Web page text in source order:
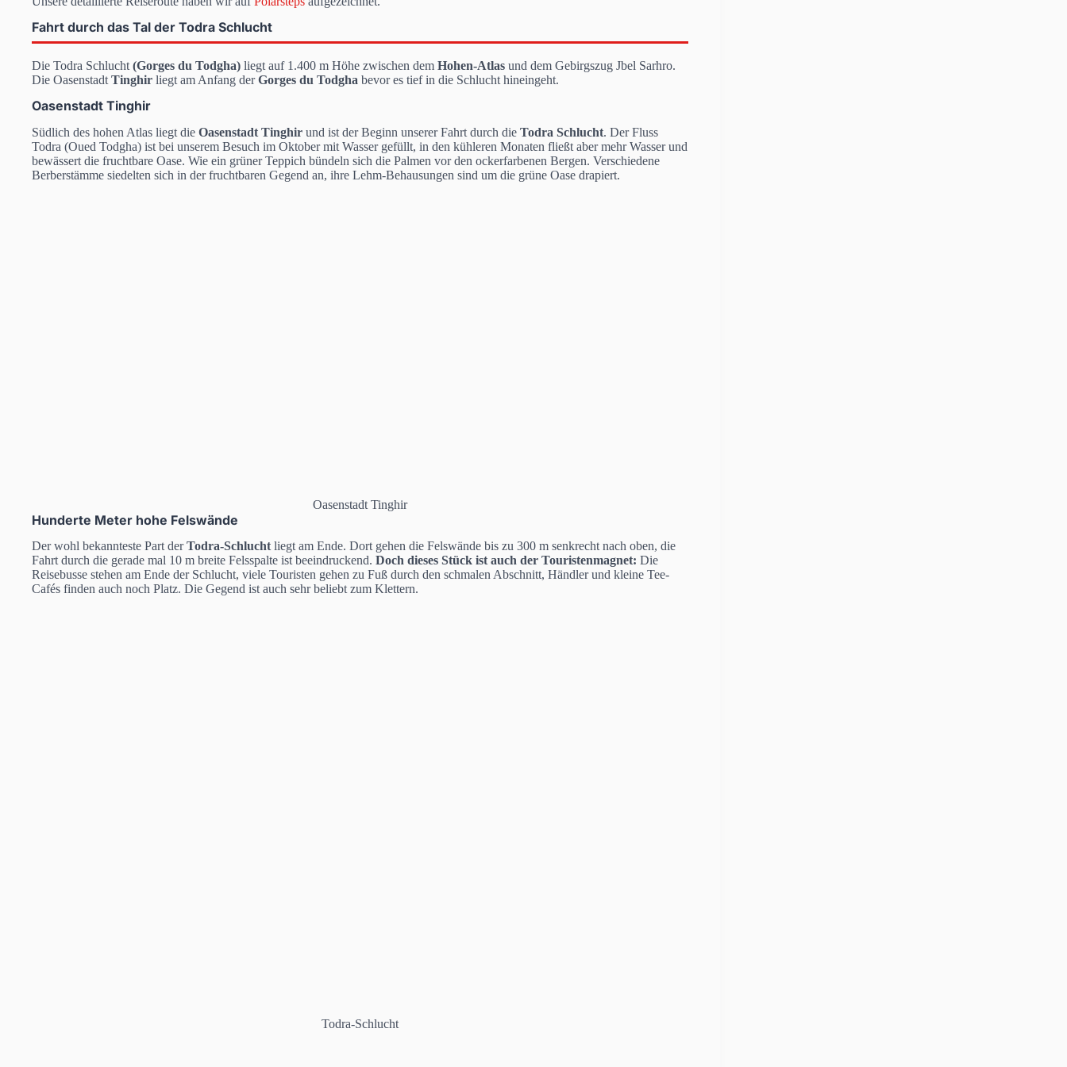
Fahrt durch das Tal der Todra Schlucht
Die Todra Schlucht (Gorges du Todgha) liegt auf 1.400 m Höhe zwischen dem Hohen-Atlas und dem Gebirgszug Jbel Sarhro.
Die Oasenstadt Tinghir liegt am Anfang derGorges du Todgha bevor es tief in die Schlucht hineingeht.
Oasenstadt Tinghir
Südlich des hohen Atlas liegt die Oasenstadt Tinghir und ist der Beginn unserer Fahrt durch die Todra Schlucht. Der Fluss
Todra (Oued Todgha) ist bei unserem Besuch im Oktober mit Wasser gefüllt, in den kühleren Monaten fließt aber mehr Wasser und
bewässert die fruchtbare Oase. Wie ein grüner Teppich bündeln sich die Palmen vor den ockerfarbenen Bergen. Verschiedene
Berberstämme siedelten sich in der fruchtbaren Gegend an, ihre Lehm-Behausungen sind um die grüne Oase drapiert.
Oasenstadt Tinghir
Hunderte Meter hohe Felswände
Der wohl bekannteste Part derTodra-Schlucht liegt am Ende. Dort gehen die Felswände bis zu 300 m senkrecht nach oben, die
Fahrt durch die gerade mal 10 m breite Felsspalte ist beeindruckend. Doch dieses Stück ist auch der Touristenmagnet: Die
Reisebusse stehen am Ende der Schlucht, viele Touristen gehen zu Fuß durch den schmalen Abschnitt, Händler und kleine Tee-
Cafés finden auch noch Platz. Die Gegend ist auch sehr beliebt zum Klettern.
Todra-Schlucht